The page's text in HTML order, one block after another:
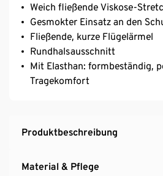
Weich fließende Viskose-
Gesmokter Einsatz an den
Fließende, kurze Flügelärmel
Rundhalsausschnitt
Mit Elasthan: formbeständig,
Tragekomfort
Produktbeschreibung
Material & Pflege